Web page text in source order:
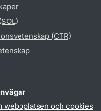
(CTR)
webbplatsen och cookies